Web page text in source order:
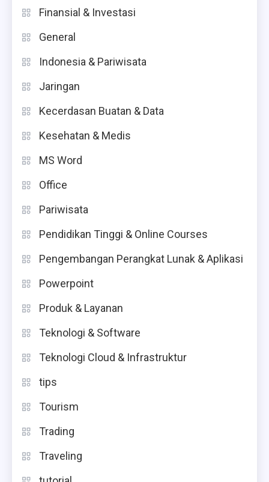
Finansial & Investasi
General
Indonesia & Pariwisata
Jaringan
Kecerdasan Buatan & Data
Kesehatan & Medis
MS Word
Office
Pariwisata
Pendidikan Tinggi & Online Courses
Pengembangan Perangkat Lunak & Aplikasi
Powerpoint
Produk & Layanan
Teknologi & Software
Teknologi Cloud & Infrastruktur
tips
Tourism
Trading
Traveling